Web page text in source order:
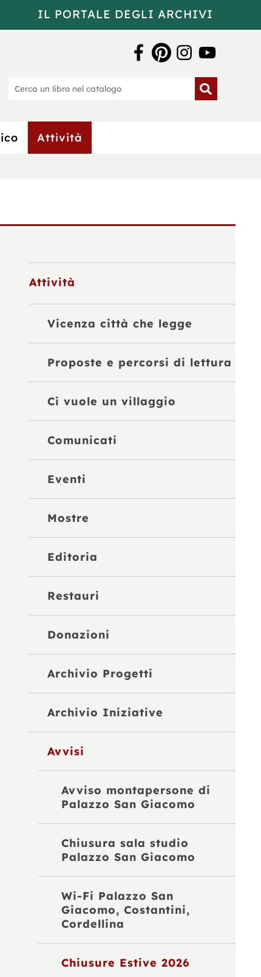
IL PORTALE DEGLI ARCHIVI
Cerca
un
Attività
Attività
Vicenza città che legge
Proposte e percorsi di lettura
Ci vuole un villaggio
Comunicati
Eventi
Mostre
Editoria
Restauri
Donazioni
Archivio Progetti
Archivio Iniziative
Avvisi
Avviso montapersone di
Palazzo San Giacomo
Chiusura sala studio
Palazzo San Giacomo
Wi-Fi Palazzo San
Giacomo, Costantini,
Cordellina
Chiusure Estive 2026